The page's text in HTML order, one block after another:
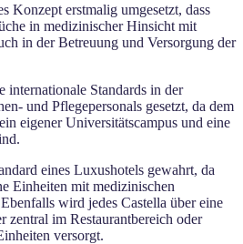
Konzept erstmalig umgesetzt, dass
in medizinischer Hinsicht mit
in der Betreuung und Versorgung der
internationale Standards in der
und Pflegepersonals gesetzt, da dem
ein eigener Universitätscampus und eine
eines Luxushotels gewahrt, da
Einheiten mit medizinischen
wird jedes Castella über eine
zentral im Restaurantbereich oder
versorgt.